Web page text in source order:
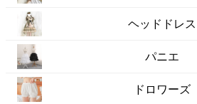
ヘッドドレス
パニエ
ドロワーズ